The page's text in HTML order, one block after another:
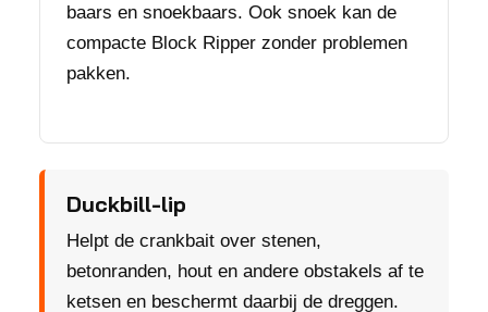
baars en snoekbaars. Ook snoek kan de
compacte Block Ripper zonder problemen
pakken.
Duckbill-lip
Helpt de crankbait over stenen,
betonranden, hout en andere obstakels af te
ketsen en beschermt daarbij de dreggen.